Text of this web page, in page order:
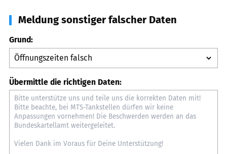
Meldung sonstiger falscher Daten
Grund:
Übermittle die richtigen Daten: